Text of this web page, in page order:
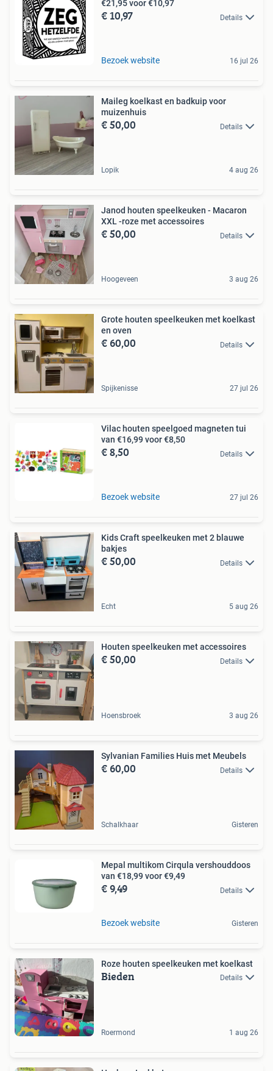
€21,95 voor €10,97
€ 10,97 Details
Bezoek website 16 jul 26
Maileg koelkast en badkuip voor
muizenhuis
€ 50,00 Details
Lopik 4 aug 26
Janod houten speelkeuken - Macaron
XXL -roze met accessoires
€ 50,00 Details
Hoogeveen 3 aug 26
Grote houten speelkeuken met koelkast
en oven
€ 60,00 Details
Spijkenisse 27 jul 26
Vilac houten speelgoed magneten tui
van €16,99 voor €8,50
€ 8,50 Details
Bezoek website 27 jul 26
Kids Craft speelkeuken met 2 blauwe
bakjes
€ 50,00 Details
Echt 5 aug 26
Houten speelkeuken met accessoires
€ 50,00 Details
Hoensbroek 3 aug 26
Sylvanian Families Huis met Meubels
€ 60,00 Details
Schalkhaar Gisteren
Mepal multikom Cirqula vershouddoos
van €18,99 voor €9,49
€ 9,49 Details
Bezoek website Gisteren
Roze houten speelkeuken met koelkast
Bieden Details
Roermond 1 aug 26